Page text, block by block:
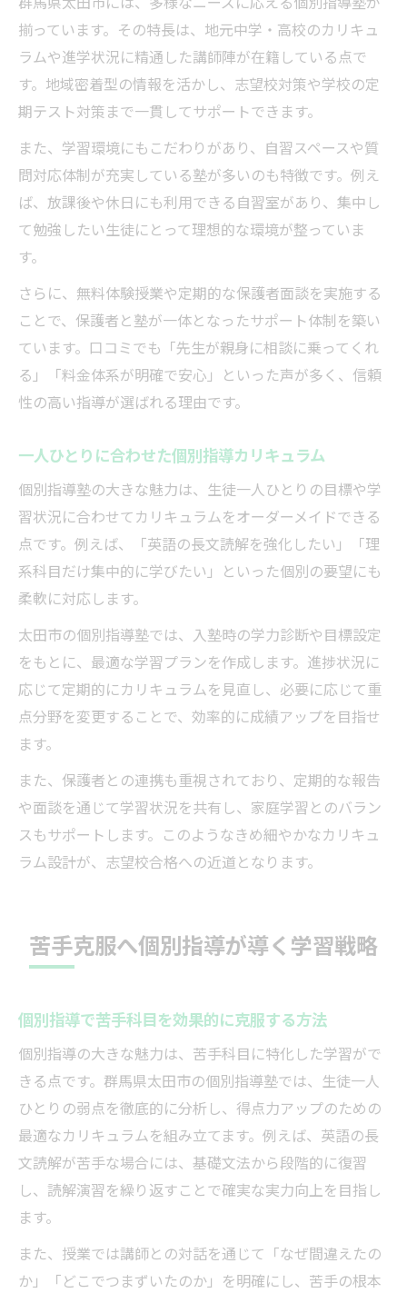
揃っています。その特長は、地元中学・高校のカリキュ
ラムや進学状況に精通した講師陣が在籍している点で
す。地域密着型の情報を活かし、志望校対策や学校の定
期テスト対策まで一貫してサポートできます。
また、学習環境にもこだわりがあり、自習スペースや質
問対応体制が充実している塾が多いのも特徴です。例え
ば、放課後や休日にも利用できる自習室があり、集中し
て勉強したい生徒にとって理想的な環境が整っていま
す。
さらに、無料体験授業や定期的な保護者面談を実施する
ことで、保護者と塾が一体となったサポート体制を築い
ています。口コミでも「先生が親身に相談に乗ってくれ
る」「料金体系が明確で安心」といった声が多く、信頼
性の高い指導が選ばれる理由です。
一人ひとりに合わせた個別指導カリキュラム
個別指導塾の大きな魅力は、生徒一人ひとりの目標や学
習状況に合わせてカリキュラムをオーダーメイドできる
点です。例えば、「英語の長文読解を強化したい」「理
系科目だけ集中的に学びたい」といった個別の要望にも
柔軟に対応します。
太田市の個別指導塾では、入塾時の学力診断や目標設定
をもとに、最適な学習プランを作成します。進捗状況に
応じて定期的にカリキュラムを見直し、必要に応じて重
点分野を変更することで、効率的に成績アップを目指せ
ます。
また、保護者との連携も重視されており、定期的な報告
や面談を通じて学習状況を共有し、家庭学習とのバラン
スもサポートします。このようなきめ細やかなカリキュ
ラム設計が、志望校合格への近道となります。
苦手克服へ個別指導が導く学習戦略
個別指導で苦手科目を効果的に克服する方法
個別指導の大きな魅力は、苦手科目に特化した学習がで
きる点です。群馬県太田市の個別指導塾では、生徒一人
ひとりの弱点を徹底的に分析し、得点力アップのための
最適なカリキュラムを組み立てます。例えば、英語の長
文読解が苦手な場合には、基礎文法から段階的に復習
し、読解演習を繰り返すことで確実な実力向上を目指し
ます。
また、授業では講師との対話を通じて「なぜ間違えたの
か」「どこでつまずいたのか」を明確にし、苦手の根本